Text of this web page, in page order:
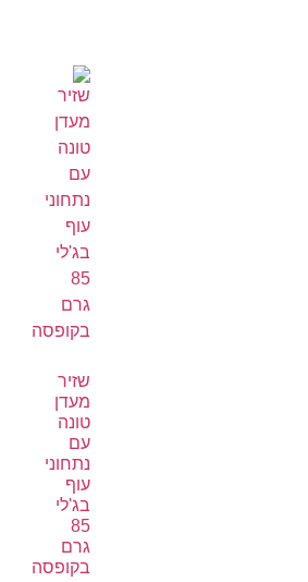
שזיר
מעדן
טונה
עם
נתחוני
עוף
בג'לי
85
גרם
בקופסה